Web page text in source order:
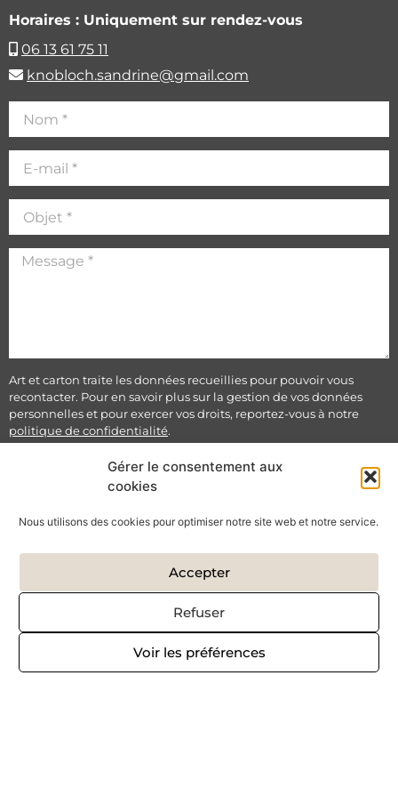
Gérer le consentement aux
cookies
Nous utilisons des cookies pour optimiser notre site web et notre service.
Accepter
Refuser
Voir les préférences
Horaires : Uniquement sur rendez-vous
06 13 61 75 11
knobloch.sandrine@gmail.com
Art et carton traite les données recueillies pour pouvoir vous
recontacter. Pour en savoir plus sur la gestion de vos données
personnelles et pour exercer vos droits, reportez-vous à notre
politique de confidentialité.
SUIVEZ-MOI SUR :